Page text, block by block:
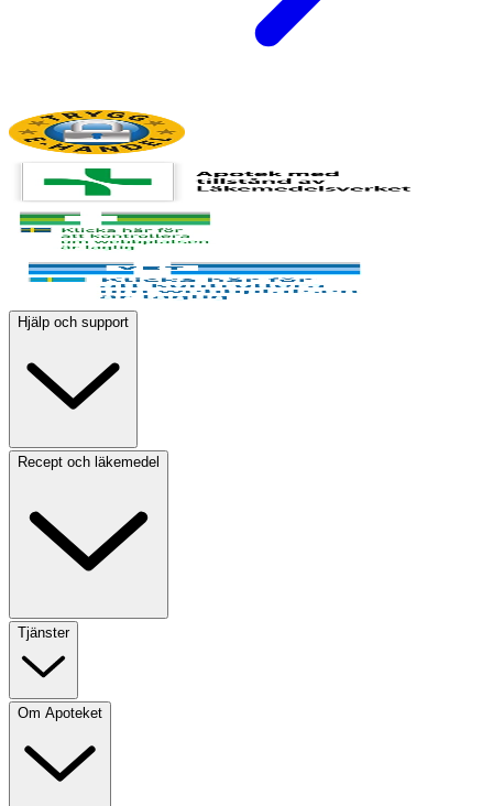
Hjälp och support
Recept och läkemedel
Tjänster
Om Apoteket